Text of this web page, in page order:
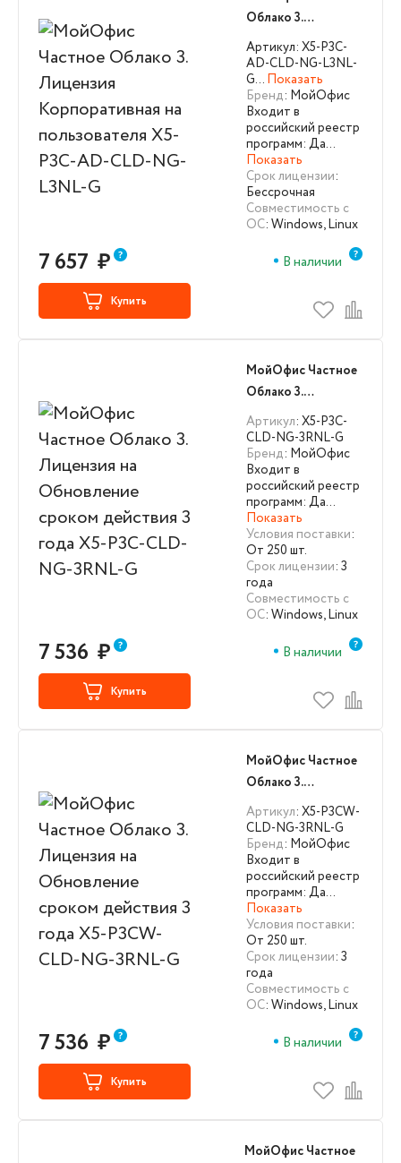
Облако 3.
Лицензия
Корпоративная на
пользователя X5-
P3C-AD-CLD-NG-
L3NL-G
Артикул: X5-P3C-
AD-CLD-NG-L3NL-
G… Показать
Бренд: МойОфис
Входит в
российский реестр
программ: Да…
Показать
Срок лицензии:
Бессрочная
Совместимость с
ОС: Windows, Linux
7 657 ₽ В наличии
Купить
МойОфис Частное
Облако 3.
Лицензия на
Обновление
сроком действия 3
года X5-P3C-CLD-
NG-3RNL-G
Артикул: X5-P3C-
CLD-NG-3RNL-G
Бренд: МойОфис
Входит в
российский реестр
программ: Да…
Показать
Условия поставки:
От 250 шт.
Срок лицензии: 3
года
Совместимость с
ОС: Windows, Linux
7 536 ₽ В наличии
Купить
МойОфис Частное
Облако 3.
Лицензия на
Обновление
сроком действия 3
года X5-P3CW-
CLD-NG-3RNL-G
Артикул: X5-P3CW-
CLD-NG-3RNL-G
Бренд: МойОфис
Входит в
российский реестр
программ: Да…
Показать
Условия поставки:
От 250 шт.
Срок лицензии: 3
года
Совместимость с
ОС: Windows, Linux
7 536 ₽ В наличии
Купить
МойОфис Частное